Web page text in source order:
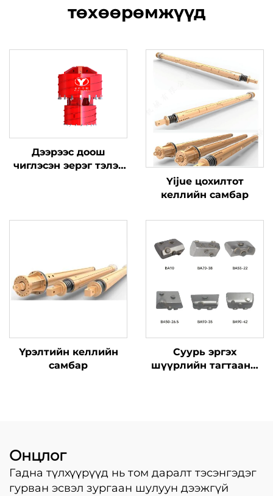
төхөөрөмжүүд
Дээрээс доош
чиглэсэн эерэг тэлэх
Yijue цохилтот
келлийн самбар
Үрэлтийн келлийн
самбар
Суурь эргэх
шүүрлийн тагтааны
Онцлог
Гадна түлхүүрүүд нь том даралт тэсэнгэдэг
гурван эсвэл зургаан шулуун дээжгүй